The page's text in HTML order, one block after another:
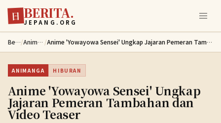
Lewati ke konten utama
日 BERITA.
JEPANG.ORG
Berita/ Animanga / Anime 'Yowayowa Sensei' Ungkap Jajaran Pemeran Tambahan dan Video Teaser
ANIMANGA HIBURAN
Anime 'Yowayowa Sensei' Ungkap
Jajaran Pemeran Tambahan dan
Video Teaser